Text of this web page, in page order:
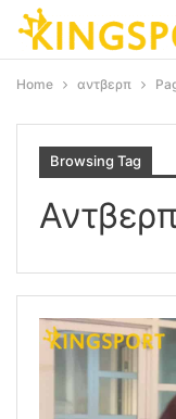
Home αντβερπ
Browsing Tag
Αντβερπ